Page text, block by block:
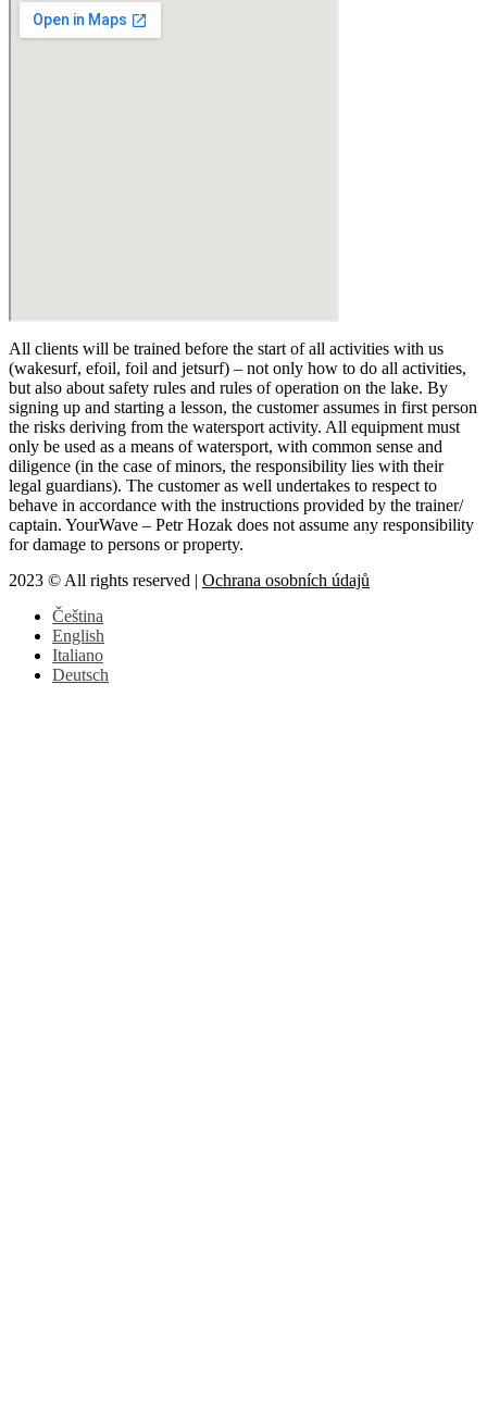
All clients will be trained before the start of all activities with us
(wakesurf, efoil, foil and jetsurf) – not only how to do all activities,
but also about safety rules and rules of operation on the lake. By
signing up and starting a lesson, the customer assumes in first person
the risks deriving from the watersport activity. All equipment must
only be used as a means of watersport, with common sense and
diligence (in the case of minors, the responsibility lies with their
legal guardians). The customer as well undertakes to respect to
behave in accordance with the instructions provided by the trainer/
captain. YourWave – Petr Hozak does not assume any responsibility
for damage to persons or property.
2023 © All rights reserved | Ochrana osobních údajů
Čeština
English
Italiano
Deutsch